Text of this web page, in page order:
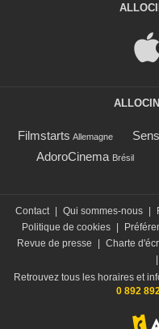
Filmstarts Allemagne
AdoroCinema Brésil
Contact Qui sommes-nous
Politique de cookies
Revue de presse
Charte
Retrouvez tous les horaires et
0 892